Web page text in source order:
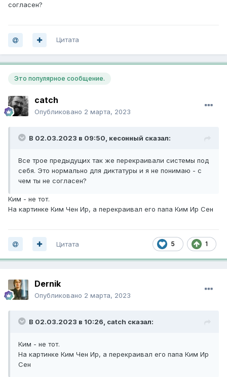
согласен?
Цитата
Это популярное сообщение.
catch
Опубликовано 2 марта, 2023
В 02.03.2023 в 09:50, кесонный сказал:
Все трое предыдущих так же перекраивали системы под
себя. Это нормально для диктатуры и я не понимаю - с
чем ты не согласен?
Ким - не тот.
На картинке Ким Чен Ир, а перекраивал его папа Ким Ир Сен
5 1
Цитата
Dernik
Опубликовано 2 марта, 2023
В 02.03.2023 в 10:26, catch сказал:
Ким - не тот.
На картинке Ким Чен Ир, а перекраивал его папа Ким Ир
Сен